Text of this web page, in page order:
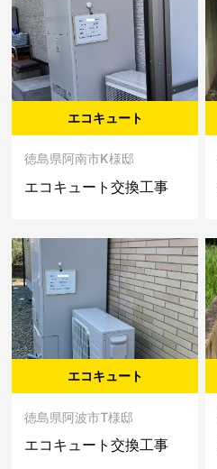
エコキュート
徳島県阿南市K様邸
エコキュート交換工事
エコキュート
徳島県阿波市T様邸
エコキュート交換工事